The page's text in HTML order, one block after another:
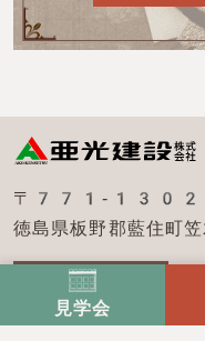
見学会
〒771-1302
徳島県板野郡藍住